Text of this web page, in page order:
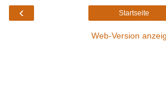
‹ Startseite
Web-Version